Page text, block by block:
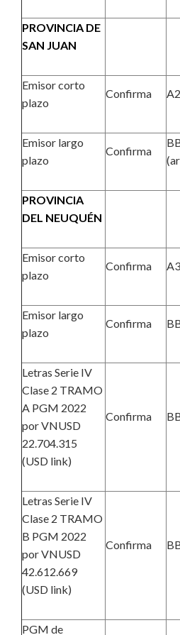
PROVINCIA DE
SAN JUAN
Emisor corto
plazo
Confirma
Emisor largo
plazo
Confirma
PROVINCIA
DEL NEUQUÉN
Emisor corto
plazo
Confirma
Emisor largo
plazo
Confirma
Letras Serie IV
Clase 2 TRAMO
A PGM 2022
por VNUSD
22.704.315
(USD link)
Confirma
Letras Serie IV
Clase 2 TRAMO
B PGM 2022
por VNUSD
42.612.669
(USD link)
Confirma
PGM de